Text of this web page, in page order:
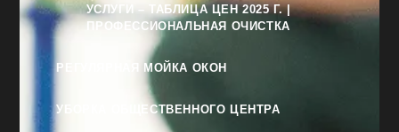
УСЛУГИ – ТАБЛИЦА ЦЕН 2025 Г. |
ПРОФЕССИОНАЛЬНАЯ ОЧИСТКА
РЕГУЛЯРНАЯ МОЙКА ОКОН
УБОРКА ОБЩЕСТВЕННОГО ЦЕНТРА